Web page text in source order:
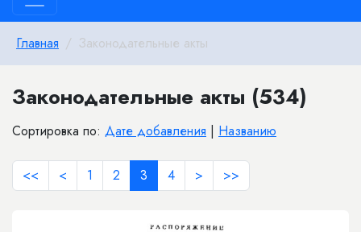
Главная Законодательные акты
Законодательные акты (534)
Сортировка по: Дате добавления | Названию
<< < 1 2 3 4 > >>